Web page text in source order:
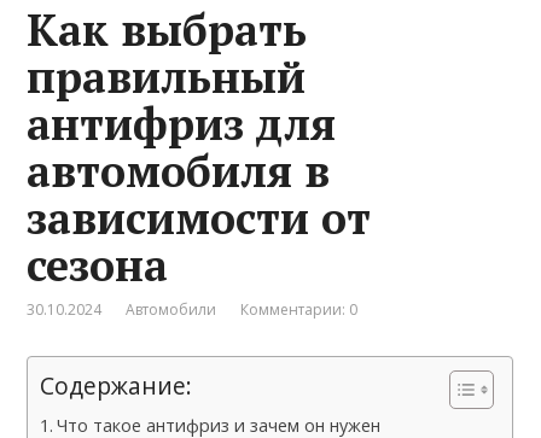
Как выбрать
правильный
антифриз для
автомобиля в
зависимости от
сезона
30.10.2024 Автомобили Комментарии: 0
Содержание:
Что такое антифриз и зачем он нужен